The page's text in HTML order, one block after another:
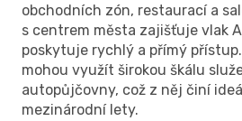
obchodních zón, restaurací a
s centrem města zajišťuje vlak
poskytuje rychlý a přímý
mohou využít širokou škálu
autopůjčovny, což z něj činí
mezinárodní lety.